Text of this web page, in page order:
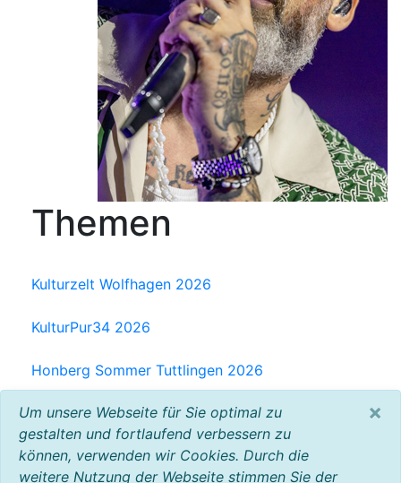
Themen
Kulturzelt Wolfhagen 2026
KulturPur34 2026
Honberg Sommer Tuttlingen 2026
Milchwerk Musik Festival Radolfzell 2025
Baltic Open Air 2025
VW Bus Festival 2023
Um unsere Webseite für Sie optimal zu
gestalten und fortlaufend verbessern zu
können, verwenden wir Cookies. Durch die
weitere Nutzung der Webseite stimmen Sie der
×